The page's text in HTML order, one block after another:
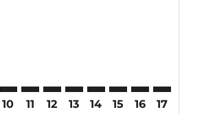
10 11 12 13 14 15 16 17